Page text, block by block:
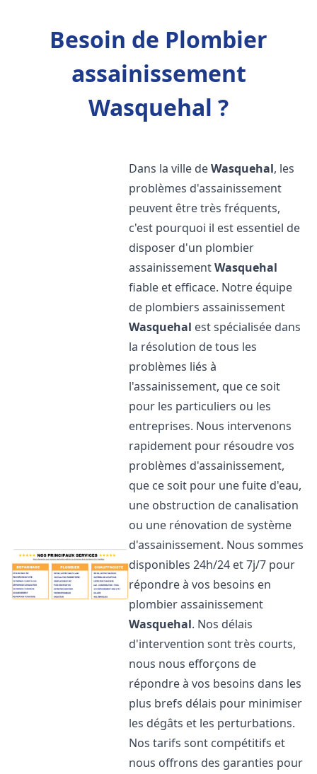
Besoin de Plombier
assainissement
Wasquehal ?
Dans la ville deWasquehal, les
problèmes d'assainissement
peuvent être très fréquents,
c'est pourquoi il est essentiel de
disposer d'un plombier
assainissementWasquehal
fiable et efficace. Notre équipe
de plombiers assainissement
Wasquehal est spécialisée dans
la résolution de tous les
problèmes liés à
l'assainissement, que ce soit
pour les particuliers ou les
entreprises. Nous intervenons
rapidement pour résoudre vos
problèmes d'assainissement,
que ce soit pour une fuite d'eau,
une obstruction de canalisation
ou une rénovation de système
d'assainissement. Nous sommes
disponibles 24h/24 et 7j/7 pour
répondre à vos besoins en
plombier assainissement
Wasquehal. Nos délais
d'intervention sont très courts,
nous nous efforçons de
répondre à vos besoins dans les
plus brefs délais pour minimiser
les dégâts et les perturbations.
Nos tarifs sont compétitifs et
nous offrons des garanties pour